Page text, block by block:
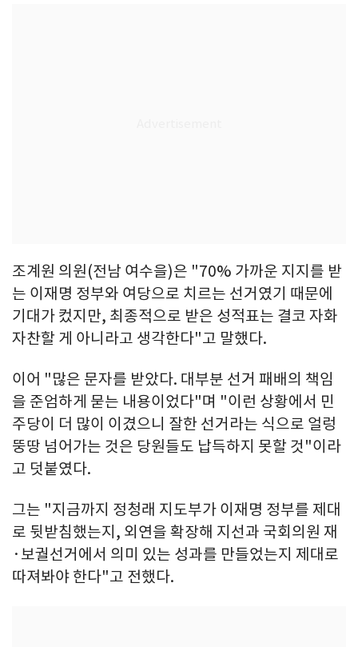
조계원 의원(전남 여수을)은 "70% 가까운 지지를 받
는 이재명 정부와 여당으로 치르는 선거였기 때문에
기대가 컸지만, 최종적으로 받은 성적표는 결코 자화
자찬할 게 아니라고 생각한다"고 말했다.
이어 "많은 문자를 받았다. 대부분 선거 패배의 책임
을 준엄하게 묻는 내용이었다"며 "이런 상황에서 민
주당이 더 많이 이겼으니 잘한 선거라는 식으로 얼렁
뚱땅 넘어가는 것은 당원들도 납득하지 못할 것"이라
고 덧붙였다.
그는 "지금까지 정청래 지도부가 이재명 정부를 제대
로 뒷받침했는지, 외연을 확장해 지선과 국회의원 재
·보궐선거에서 의미 있는 성과를 만들었는지 제대로
따져봐야 한다"고 전했다.